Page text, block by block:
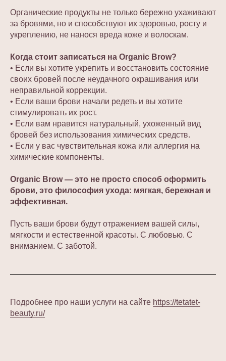
Органические продукты не только бережно ухаживают
за бровями, но и способствуют их здоровью, росту и
укреплению, не нанося вреда коже и волоскам.
Когда стоит записаться на Organic Brow?
• Если вы хотите укрепить и восстановить состояние
своих бровей после неудачного окрашивания или
неправильной коррекции.
• Если ваши брови начали редеть и вы хотите
стимулировать их рост.
• Если вам нравится натуральный, ухоженный вид
бровей без использования химических средств.
• Если у вас чувствительная кожа или аллергия на
химические компоненты.
Organic Brow — это не просто способ оформить
брови, это философия ухода: мягкая, бережная и
эффективная.
Пусть ваши брови будут отражением вашей силы,
мягкости и естественной красоты. С любовью. С
вниманием. С заботой.
Подробнее про наши услуги на сайте https://tetatet-
beauty.ru/